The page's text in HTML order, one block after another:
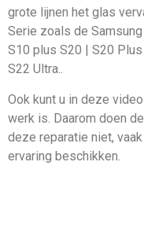
grote lijnen het glas
Serie zoals de
S10 plus S20 | S20
S22 Ultra..
Ook kunt u in deze
werk is. Daarom doen
deze reparatie niet,
ervaring beschikken.